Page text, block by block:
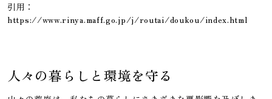
引用：
https://www.rinya.maff.go.jp/j/routai/doukou/index.html
人々の暮らしと環境を守る